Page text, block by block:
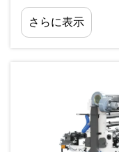
は単に仕様書に記
わけではありま
荷可能な、販売
さらに表示